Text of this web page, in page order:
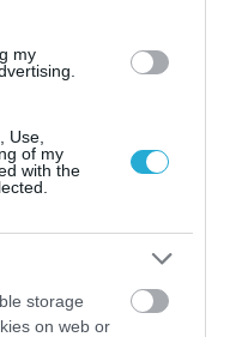
my
Use,
of my
with the
storage
on web or
ταβέρνα στον